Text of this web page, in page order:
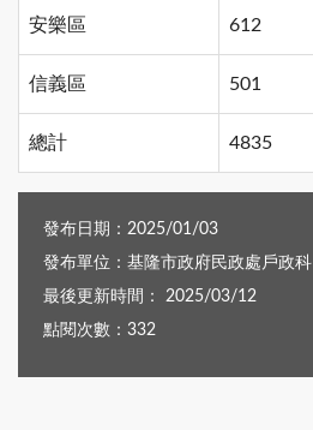
安樂區 612
信義區 501
總計 4835
發布日期：2025/01/03
發布單位：基隆市政府民政處戶政科
最後更新時間： 2025/03/12
點閱次數：332